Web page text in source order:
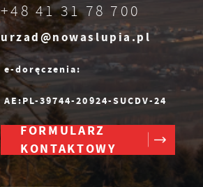
+48 41 31 78 700
urzad@nowaslupia.pl
e-doręczenia:
AE:PL-39744-20924-SUCDV-24
FORMULARZ
KONTAKTOWY